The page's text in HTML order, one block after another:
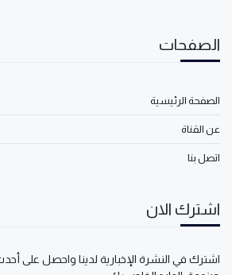
الصفحات
الصفحة الرئيسية
عن القناة
اتصل بنا
اشترك الان
اشترك في النشرة الإخبارية لدينا واحصل على